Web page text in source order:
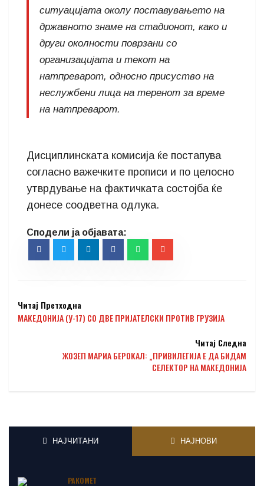
ситуацијата околу поставувањето на
државното знаме на стадионот, како и
други околности поврзани со
организацијата и текот на
натпреварот, односно присуство на
неслужбени лица на теренот за време
на натпреварот.
Дисциплинската комисија ќе постапува
согласно важечките прописи и по целосно
утврдување на фактичката состојба ќе
донесе соодветна одлука.
Читај Претходна
МАКЕДОНИЈА (У-17) СО ДВЕ ПРИЈАТЕЛСКИ ПРОТИВ ГРУЗИЈА
Читај Следна
ЖОЗЕП МАРИА БЕРОКАЛ: „ПРИВИЛЕГИЈА Е ДА БИДАМ
СЕЛЕКТОР НА МАКЕДОНИЈА
НАЈЧИТАНИ НАЈНОВИ
РАКОМЕТ